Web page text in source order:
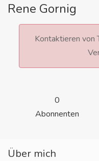
Rene Gornig
Kontaktieren von
0
Abonnenten
Über mich